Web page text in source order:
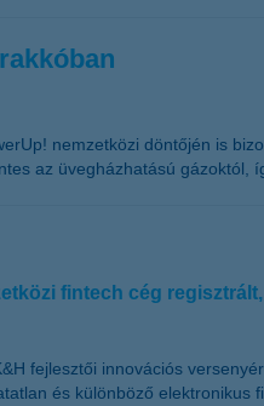
nemzetközi döntőjén is
az üvegházhatású
fintech cég
fejlesztői innovációs
és különböző elektronikus